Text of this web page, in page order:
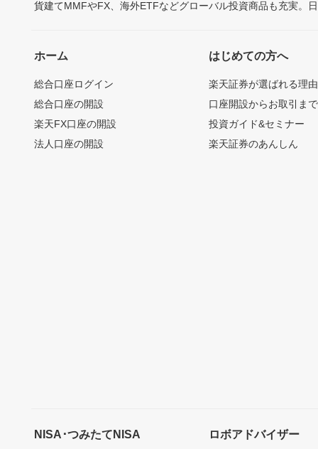
貨建てMMFやFX、海外ETFなどグローバル投資商品も充実。
ホーム
総合口座ログイン
総合口座の開設
楽天FX口座の開設
法人口座の開設
はじめての方へ
楽天証券が選ばれる理由
口座開設からお取引ま
投資ガイド&セミナー
楽天証券のあんしん
NISA･つみたてNISA ロボアドバイザー